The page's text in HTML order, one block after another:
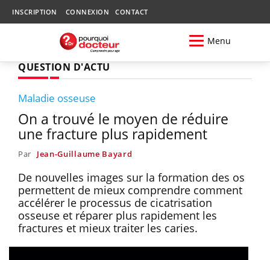
INSCRIPTION CONNEXION CONTACT
Menu
QUESTION D'ACTU
Maladie osseuse
On a trouvé le moyen de réduire
une fracture plus rapidement
Par Jean-Guillaume Bayard
De nouvelles images sur la formation des os
permettent de mieux comprendre comment
accélérer le processus de cicatrisation
osseuse et réparer plus rapidement les
fractures et mieux traiter les caries.